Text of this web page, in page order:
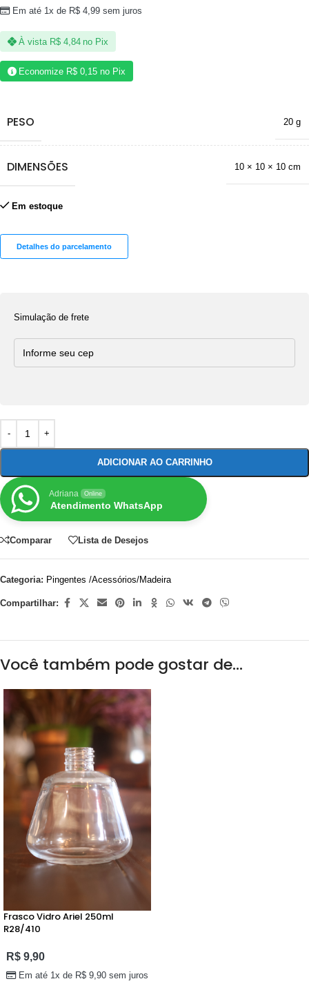
Em até 1x de R$ 4,99 sem juros
À vista R$4,84 no Pix
Economize R$ 0,15 no Pix
PESO 20 g
DIMENSÕES 10 × 10 × 10 cm
Em estoque
Detalhes do parcelamento
Simulação de frete
ADICIONAR AO CARRINHO
Adriana Online
Atendimento WhatsApp
Comparar Lista de Desejos
Categoria: Pingentes /Acessórios/Madeira
Compartilhar:
Você também pode gostar de…
Frasco Vidro Ariel 250ml
R28/410
R$9,90
Em até 1x de R$ 9,90 sem juros